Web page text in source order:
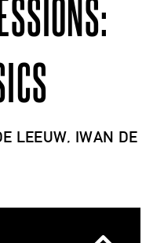
LEEUW, IWAN DE